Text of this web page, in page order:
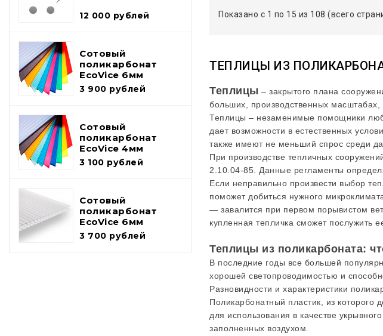
12 000 рублей
Сотовый
поликарбонат
EcoVice 6мм
3 900 рублей
Сотовый
поликарбонат
EcoVice 4мм
3 100 рублей
Сотовый
поликарбонат
EcoVice 6мм
3 700 рублей
Показано с 1 по 15 из 108 (всего
ТЕПЛИЦЫ ИЗ
Теплицы – закрытого плана
больших, производственных масштабах,
Теплицы – незаменимые помощники
дает возможности в естественных
также имеют не меньший спрос среди
При производстве тепличных
2.10.04-85. Данные регламенты
Если неправильно произвести выбор
поможет добиться нужного
— завалится при первом порывистом
купленная тепличка сможет послужить
Теплицы из поликарбоната:
В последние годы все большей
хорошей светопроводимостью и
Разновидности и характеристики
Поликарбонатный пластик, из
для использования в качестве
заполненных воздухом.